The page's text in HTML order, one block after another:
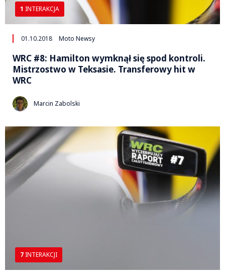
1 INTERAKCJA
01.10.2018 Moto Newsy
WRC #8: Hamilton wymknął się spod kontroli.
Mistrzostwo w Teksasie. Transferowy hit w
WRC
Marcin Zabolski
7 INTERAKCJI